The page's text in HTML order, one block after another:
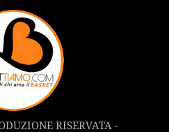
RISERVATA -